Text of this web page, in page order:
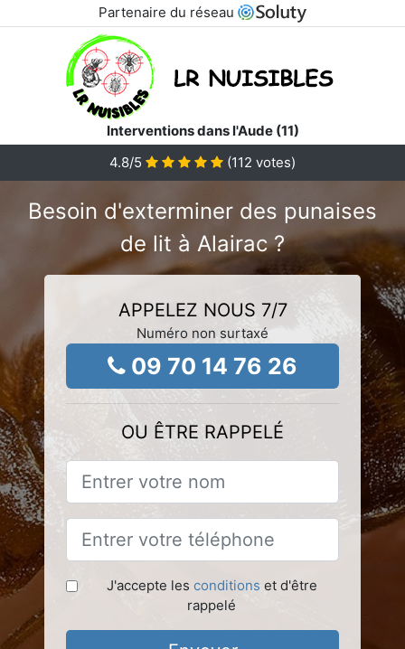
Partenaire du réseau
Interventions dans l'Aude (11)
4.8/5 (112 votes)
Besoin d'exterminer des punaises
de lit à Alairac ?
APPELEZ NOUS 7/7
Numéro non surtaxé
09 70 14 76 26
OU ÊTRE RAPPELÉ
J'accepte les conditions et d'être
rappelé